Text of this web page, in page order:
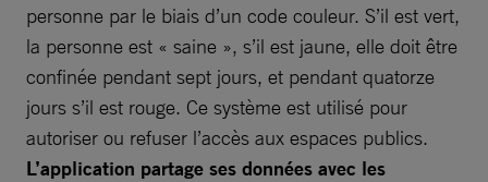
personne par le biais d’un code couleur. S’il est vert,
la personne est « saine », s’il est jaune, elle doit être
confinée pendant sept jours, et pendant quatorze
jours s’il est rouge. Ce système est utilisé pour
autoriser ou refuser l’accès aux espaces publics.
L’application partage ses données avec les